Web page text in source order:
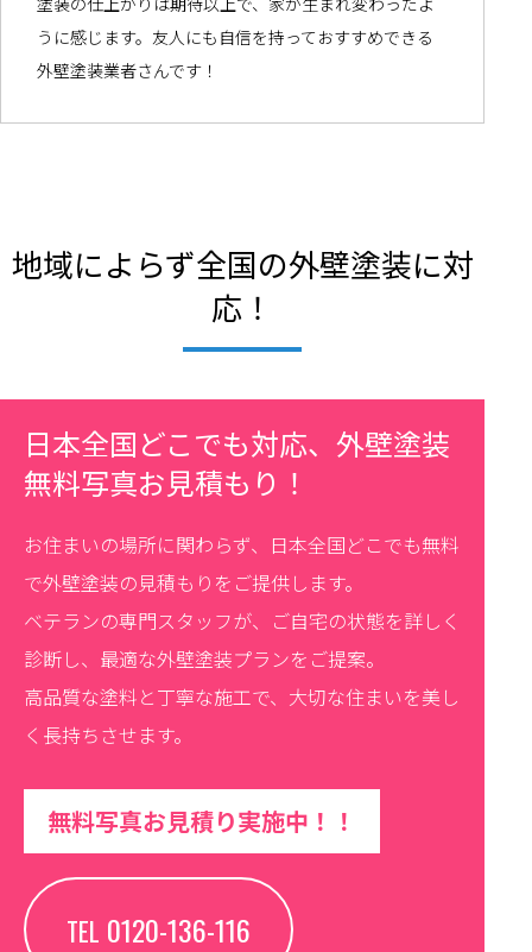
うに感じます。友人にも自信を持っておすすめできる
外壁塗装業者さんです！
地域によらず全国の外壁塗装に対
応！
日本全国どこでも対応、外壁塗装
無料写真お見積もり！
お住まいの場所に関わらず、日本全国どこでも無料
で外壁塗装の見積もりをご提供します。
ベテランの専門スタッフが、ご自宅の状態を詳しく
診断し、最適な外壁塗装プランをご提案。
高品質な塗料と丁寧な施工で、大切な住まいを美し
く長持ちさせます。
無料写真お見積り実施中！！
TEL 0120-136-116